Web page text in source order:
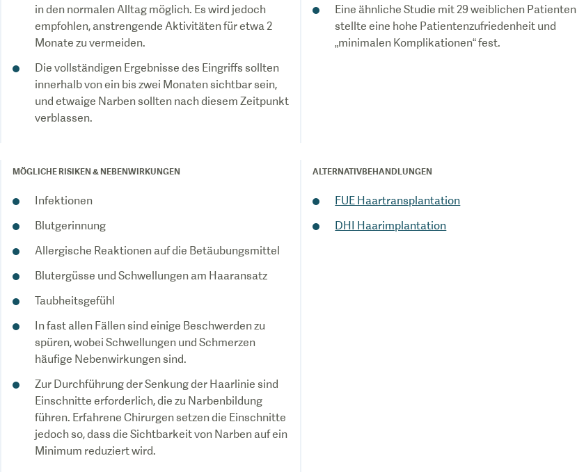
in den normalen Alltag möglich. Es wird jedoch
empfohlen, anstrengende Aktivitäten für etwa 2
Monate zu vermeiden.
Die vollständigen Ergebnisse des Eingriffs sollten
innerhalb von ein bis zwei Monaten sichtbar sein,
und etwaige Narben sollten nach diesem Zeitpunkt
verblassen.
Eine ähnliche Studie mit 29 weiblichen Patienten
stellte eine hohe Patientenzufriedenheit und
„minimalen Komplikationen“ fest.
MÖGLICHE RISIKEN & NEBENWIRKUNGEN
Infektionen
Blutgerinnung
Allergische Reaktionen auf die Betäubungsmittel
Blutergüsse und Schwellungen am Haaransatz
Taubheitsgefühl
In fast allen Fällen sind einige Beschwerden zu
spüren, wobei Schwellungen und Schmerzen
häufige Nebenwirkungen sind.
Zur Durchführung der Senkung der Haarlinie sind
Einschnitte erforderlich, die zu Narbenbildung
führen. Erfahrene Chirurgen setzen die Einschnitte
jedoch so, dass die Sichtbarkeit von Narben auf ein
Minimum reduziert wird.
ALTERNATIVBEHANDLUNGEN
FUE Haartransplantation
DHI Haarimplantation